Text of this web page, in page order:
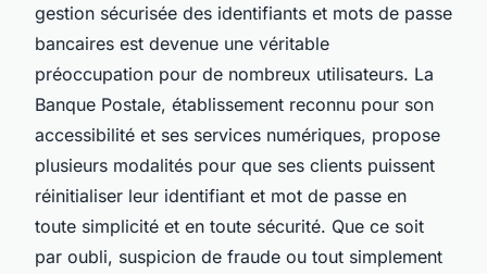
gestion sécurisée des identifiants et mots de passe
bancaires est devenue une véritable
préoccupation pour de nombreux utilisateurs. La
Banque Postale, établissement reconnu pour son
accessibilité et ses services numériques, propose
plusieurs modalités pour que ses clients puissent
réinitialiser leur identifiant et mot de passe en
toute simplicité et en toute sécurité. Que ce soit
par oubli, suspicion de fraude ou tout simplement